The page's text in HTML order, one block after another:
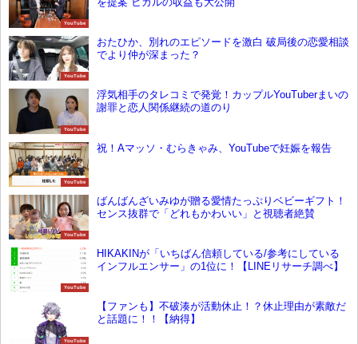
YouTube
YouTube
おたひか、別れのエピソードを激白 破局後の恋愛相談
でより仲が深まった？
YouTube
浮気相手のタレコミで発覚！カップルYouTuberまいの
謝罪と恋人関係継続の道のり
YouTube
祝！Aマッソ・むらきゃみ、YouTubeで妊娠を報告
YouTube
ばんばんざいみゆが贈る愛情たっぷりベビーギフト！
センス抜群で「どれもかわいい」と視聴者絶賛
YouTube
HIKAKINが「いちばん信頼している/参考にしている
インフルエンサー」の1位に！【LINEリサーチ調べ】
YouTube
【ファンも】不破湊が活動休止！？休止理由が素敵だ
と話題に！！【納得】